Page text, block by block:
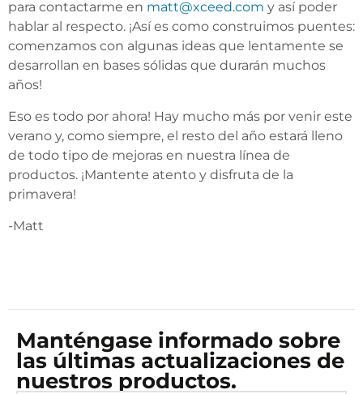
para contactarme en matt@xceed.com y así poder
hablar al respecto. ¡Así es como construimos puentes:
comenzamos con algunas ideas que lentamente se
desarrollan en bases sólidas que durarán muchos
años!
Eso es todo por ahora! Hay mucho más por venir este
verano y, como siempre, el resto del año estará lleno
de todo tipo de mejoras en nuestra línea de
productos. ¡Mantente atento y disfruta de la
primavera!
-Matt
Manténgase informado sobre
las últimas actualizaciones de
nuestros productos.